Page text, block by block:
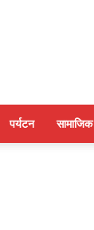
पर्यटन सामाजिक